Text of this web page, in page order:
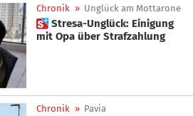
Chronik » Unglück am Mottarone
 Stresa-Unglück: Einigung
mit Opa über Strafzahlung
Chronik » Pavia